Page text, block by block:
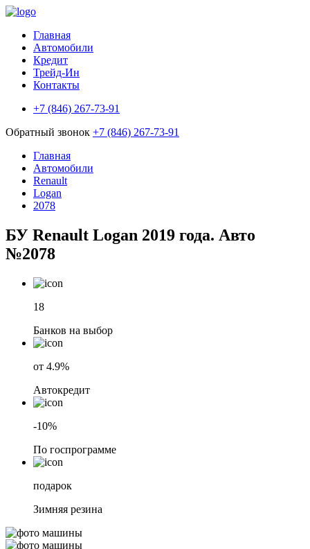
Главная
Автомобили
Кредит
Трейд-Ин
Контакты
+7 (846) 267-73-91
Обратный звонок +7 (846) 267-73-91
Главная
Автомобили
Renault
Logan
2078
БУ Renault Logan 2019 года. Авто
№2078
18
Банков на выбор
от 4.9%
Автокредит
-10%
По госпрограмме
подарок
Зимняя резина